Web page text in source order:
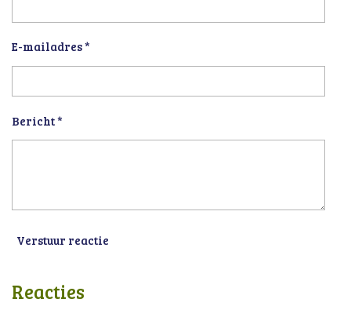
E-mailadres *
Bericht *
Verstuur reactie
Reacties